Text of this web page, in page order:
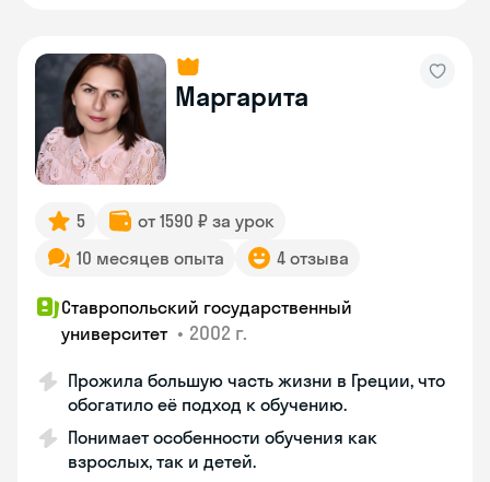
Маргарита
5
от 1590 ₽ за урок
10 месяцев опыта
4 отзыва
Ставропольский государственный
университет • 2002 г.
Прожила большую часть жизни в Греции, что
обогатило её подход к обучению.
Понимает особенности обучения как
взрослых, так и детей.